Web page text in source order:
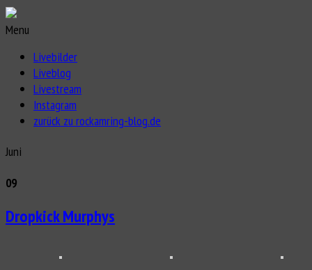
Menu
Livebilder
Liveblog
Livestream
Instagram
zurück zu rockamring-blog.de
Juni
09
Dropkick Murphys